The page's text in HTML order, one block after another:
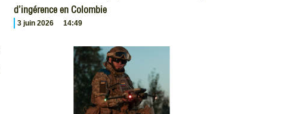
d’ingérence en Colombie
3 juin 2026 14:49